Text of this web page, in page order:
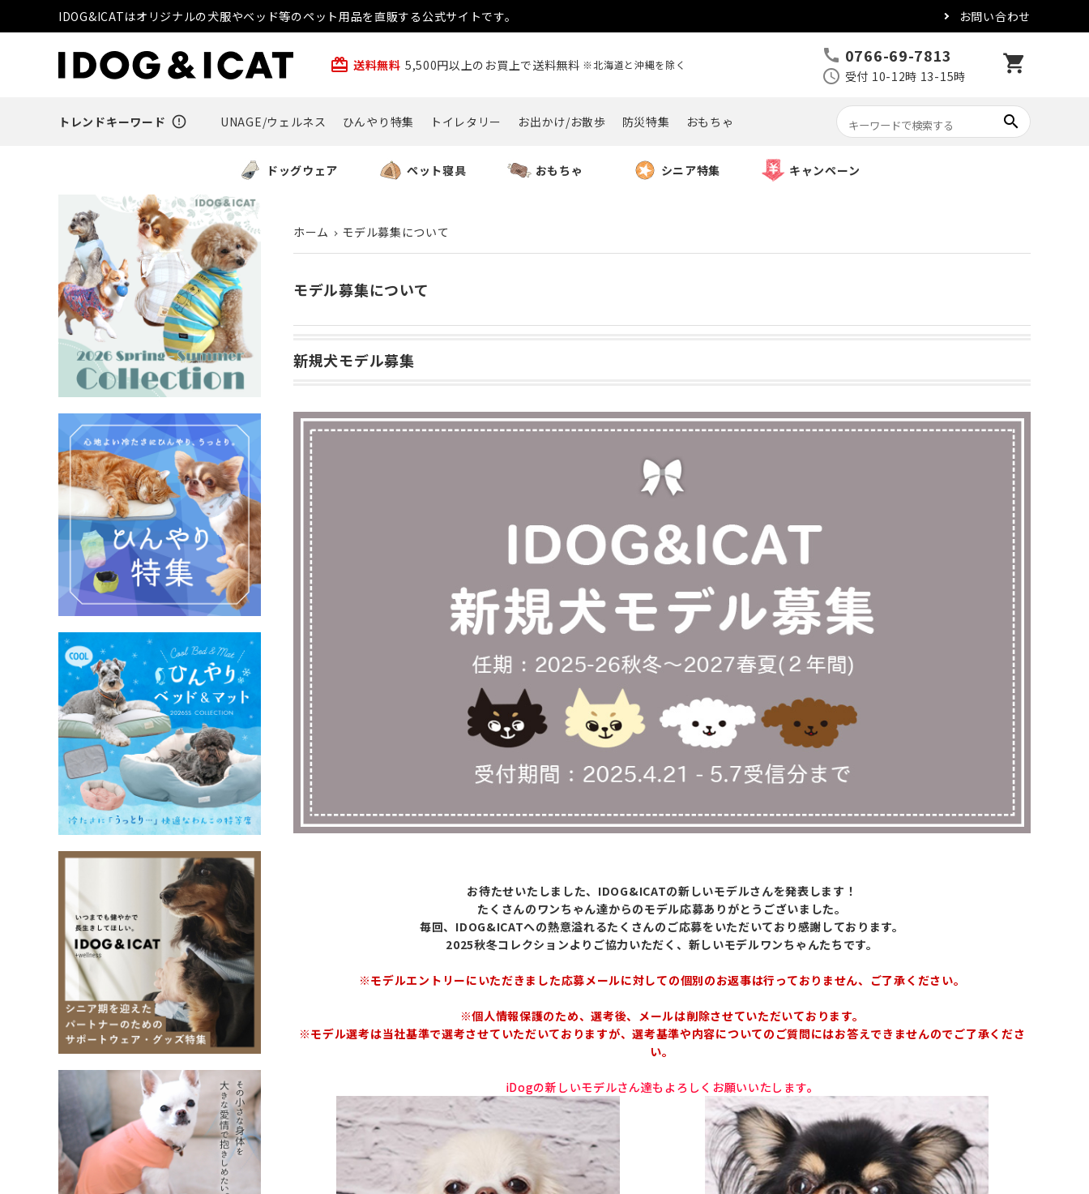
IDOG&ICATはオリジナルの犬服やベッド等のペット用品を直販する公式サイトです。 お問い合わせ
card_giftcard 送料無料 5,500円以上のお買上で送料無料 ※北海道と沖縄を除く call 0766-69-7813
schedule 受付 10-12時 13-15時
shopping_cart
トレンドキーワード error_outline UNAGE/ウェルネス ひんやり特集 トイレタリー お出かけ/お散歩 防災特集 おもちゃ search
ドッグウェア ペット寝具 おもちゃ シニア特集 キャンペーン
ホーム モデル募集について
モデル募集について
新規犬モデル募集
お待たせいたしました、IDOG&ICATの新しいモデルさんを発表します！
たくさんのワンちゃん達からのモデル応募ありがとうございました。
毎回、IDOG&ICATへの熱意溢れるたくさんのご応募をいただいており感謝しております。
2025秋冬コレクションよりご協力いただく、新しいモデルワンちゃんたちです。
※モデルエントリーにいただきました応募メールに対しての個別のお返事は行っておりません、ご了承ください。
※個人情報保護のため、選考後、メールは削除させていただいております。
※モデル選考は当社基準で選考させていただいておりますが、選考基準や内容についてのご質問にはお答えできませんのでご了承くださ
い。
iDogの新しいモデルさん達もよろしくお願いいたします。